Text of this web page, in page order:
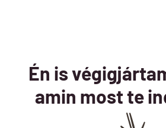
Én is
amin most te